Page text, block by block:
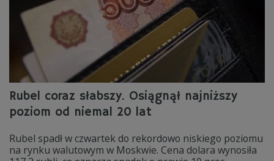
Rubel coraz słabszy. Osiągnął najniższy
poziom od niemal 20 lat
Rubel spadł w czwartek do rekordowo niskiego poziomu
na rynku walutowym w Moskwie. Cena dolara wynosiła